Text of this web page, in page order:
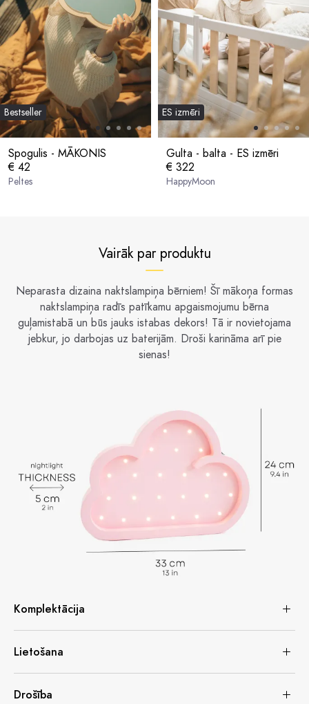
Bestseller
Spogulis - MĀKONIS
€ 42
Peltes
ES izmēri
Gulta - balta - ES izmēri
€ 322
HappyMoon
Vairāk par produktu
Neparasta dizaina naktslampiņa bērniem! Šī mākoņa formas
naktslampiņa radīs patīkamu apgaismojumu bērna
guļamistabā un būs jauks istabas dekors! Tā ir novietojama
jebkur, jo darbojas uz baterijām. Droši karināma arī pie
sienas!
Komplektācija
Lietošana
Drošība